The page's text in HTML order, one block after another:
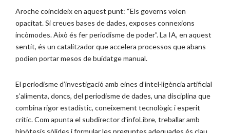
Aroche coincideix en aquest punt: “Els governs volen
opacitat. Si creues bases de dades, exposes connexions
incòmodes. Això és fer periodisme de poder”. La IA, en aquest
sentit, és un catalitzador que accelera processos que abans
podien portar mesos de buidatge manual.
El periodisme d’investigació amb eines d’intel·ligència artificial
s’alimenta, doncs, del periodisme de dades, una disciplina que
combina rigor estadístic, coneixement tecnològic i esperit
crític. Com apunta el subdirector d’infoLibre, treballar amb
hipòtesis sòlides i formular les preguntes adequades és clau